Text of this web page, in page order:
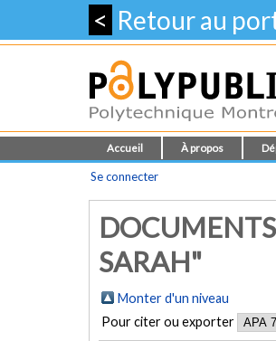
< Retour au
Accueil À propos
Se connecter
SARAH"
Monter d'un niveau
Pour citer ou exporter